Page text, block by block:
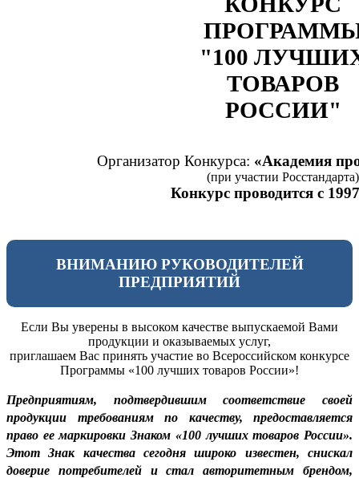
"100
ТОВАРОВ
РОССИИ"
Организатор Конкурса: «Академия
(при участии Росстандарта)
Конкурс проводится с
ВНИМАНИЮ РУКОВОДИТЕЛЕЙ
ПРЕДПРИЯТИЙ
Если Вы уверены в высоком качестве выпускаемой Вами
продукции и оказываемых услуг,
приглашаем Вас принять участие во Всероссийском конкурсе
Программы «100 лучших товаров России»!
Предприятиям, подтвердившим соответствие своей
продукции требованиям по качеству, предоставляется
право ее маркировки Знаком «100 лучших товаров России».
Этот Знак качества сегодня широко известен, снискал
доверие потребителей и стал авторитетным брендом,